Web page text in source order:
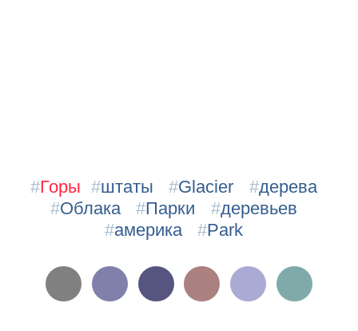
#Горы #штаты #Glacier #дерева
#Облака #Парки #деревьев
#америка #Park